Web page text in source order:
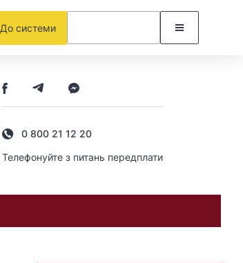
До системи
0 800 21 12 20
Телефонуйте з питань передплати